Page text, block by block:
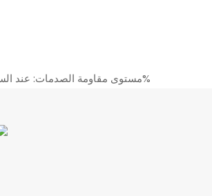
مستوى مقاومة الصدمات: عند السقوط من ارتفاع 3 أمتار، لن ينكسر هاتفك بنسبة تصل إلى 99%